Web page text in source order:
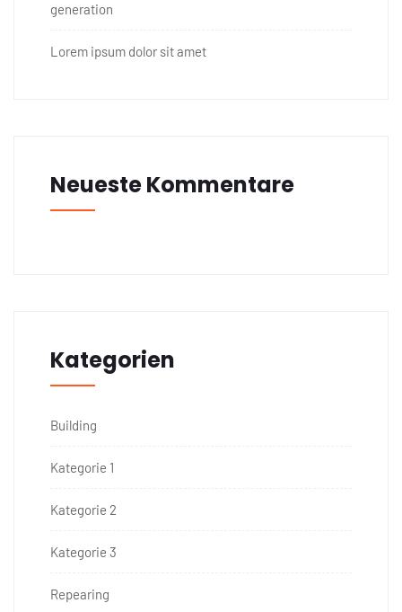
generation
Lorem ipsum dolor sit amet
Neueste Kommentare
Kategorien
Building
Kategorie 1
Kategorie 2
Kategorie 3
Repearing